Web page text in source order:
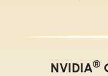
NVIDIA®